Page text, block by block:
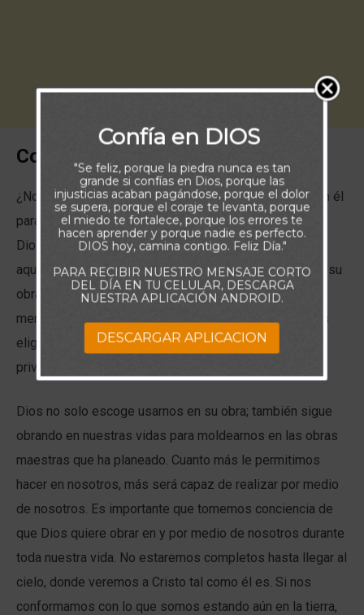
Comentario:
¿No es sorprendente que Dios nos permita trabajar con él
para realizar grandes cosas para su reino? En realidad,
Dios podría haber llamado a sus ángeles para realizar
aquello que nos encarga a nosotros. Para llevar a cabo su
obra, podría haber escogido un método que requiriese
menos trato con la testarudez y las excusas; pero Dios
eligió usarnos a nosotros, su creación humana. ¡Qué
privilegio tan maravilloso tenemos!
Dios no solo escoge usarnos en su obra; también sigue
obrando en nuestras vidas para moldearnos en las obras
maestras que ha planeado. Cuanto más le permitimos
hacer en nosotros, más será capaz de realizar por medio
de nosotros. Es importante que tomemos conciencia de
que Dios quiere obrar en y por medio de nosotros durante
toda nuestra vida. No estaremos completos hasta llegar al
cielo, donde veremos a Cristo tal como él es. Si nos
conformamos con lo que somos estando aún en la tierra,
Confía en DIOS
"Se feliz, porque la piedra nunca es tan
grande si confías en Dios, porque las
injusticias acaban pagándose, porque el dolor
se supera, porque el coraje te levanta, porque
el miedo te fortalece, porque los errores te
hacen aprender y porque nadie es perfecto.
DIOS hoy, camina contigo. Feliz Día."
PARA RECIBIR NUESTRO MENSAJE CORTO
DEL DÍA EN TU CELULAR, DESCARGA
NUESTRA APLICACIÓN ANDROID.
DESCARGAR APLICACION